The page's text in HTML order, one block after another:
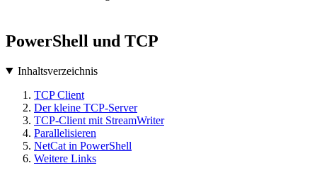
PowerShell und TCP
Inhaltsverzeichnis
TCP Client
Der kleine TCP-Server
TCP-Client mit StreamWriter
Parallelisieren
NetCat in PowerShell
Weitere Links